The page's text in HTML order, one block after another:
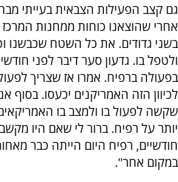
גם קצב הפעילות הצבאית בעייתי
אחרי שהוצאנו כוחות ממחנות המרכז
בשני גדודים. את כל השטח שכבשנו
ולטפל בו. גדעון סער דיבר לפני
בפעולה ברפיח. אמרו אז שצריך
לכיוון הזה האמריקנים יכעסו. בסוף
שקשה לפעול בו ולמצב בו
יותר על רפיח. ברור לי שאם היו
חודשיים, רפיח היום הייתה כבר
במקום אחר".